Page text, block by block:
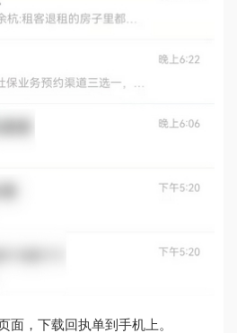
面，下载回执单到手机上。